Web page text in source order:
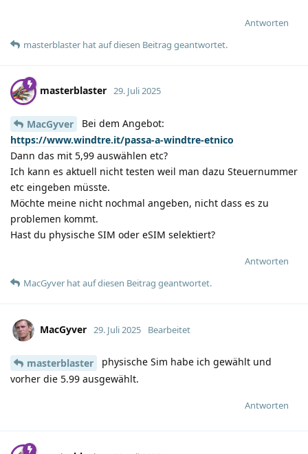
Antworten
masterblaster hatauf diesen Beitrag geantwortet.
masterblaster 29. Juli 2025
MacGyver
Bei dem Angebot:
https://www.windtre.it/passa-a-windtre-etnico
Dann das mit 5,99 auswählen etc?
Ich kann es aktuell nicht testen weil man dazu Steuernummer
etc eingeben müsste.
Möchte meine nicht nochmal angeben, nicht dass es zu
problemen kommt.
Hast du physische SIM oder eSIM selektiert?
Antworten
MacGyver hatauf diesen Beitrag geantwortet.
MacGyver 29. Juli 2025 Bearbeitet
masterblaster
physische Sim habe ich gewählt und
vorher die 5.99 ausgewählt.
Antworten